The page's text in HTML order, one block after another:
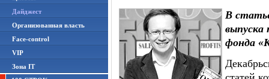
Дайджест
Организованная власть
Face-control
VIP
Зона IT
В
выпуска
фонда